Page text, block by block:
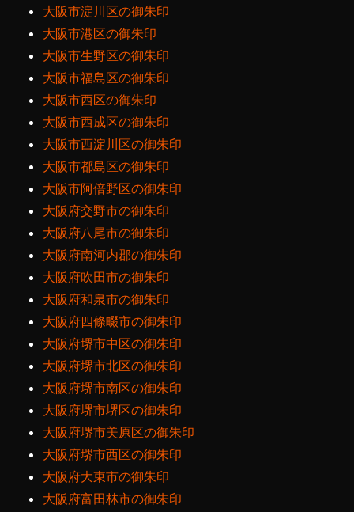
大阪市淀川区の御朱印
大阪市港区の御朱印
大阪市生野区の御朱印
大阪市福島区の御朱印
大阪市西区の御朱印
大阪市西成区の御朱印
大阪市西淀川区の御朱印
大阪市都島区の御朱印
大阪市阿倍野区の御朱印
大阪府交野市の御朱印
大阪府八尾市の御朱印
大阪府南河内郡の御朱印
大阪府吹田市の御朱印
大阪府和泉市の御朱印
大阪府四條畷市の御朱印
大阪府堺市中区の御朱印
大阪府堺市北区の御朱印
大阪府堺市南区の御朱印
大阪府堺市堺区の御朱印
大阪府堺市美原区の御朱印
大阪府堺市西区の御朱印
大阪府大東市の御朱印
大阪府富田林市の御朱印